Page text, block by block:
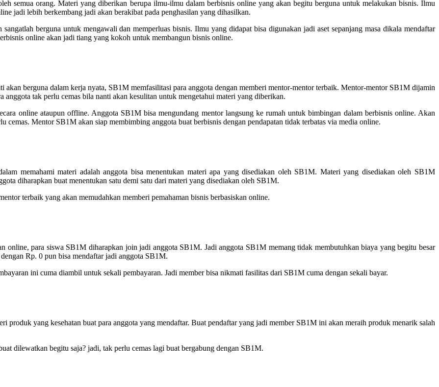
semua orang. Materi yang diberikan berupa ilmu-ilmu dalam berbisnis online yang akan begitu berguna untuk melakukan bisnis. Ilmu
jadi lebih berkembang jadi akan berakibat pada penghasilan yang dihasilkan.
berguna untuk mengawali dan memperluas bisnis. Ilmu yang didapat bisa digunakan jadi aset sepanjang masa dikala mendaftar
online akan jadi tiang yang kokoh untuk membangun bisnis online.
berguna dalam kerja nyata, SB1M memfasilitasi para anggota dengan memberi mentor-mentor terbaik. Mentor-mentor SB1M dijamin
tak perlu cemas bila nanti akan kesulitan untuk mengetahui materi yang diberikan.
online ataupun offline. Anggota SB1M bisa mengundang mentor langsung ke rumah untuk bimbingan dalam berbisnis online. Akan
cemas. Mentor SB1M akan siap membimbing anggota buat berbisnis dengan pendapatan tidak terbatas via media online.
memahami materi adalah anggota bisa menentukan materi apa yang disediakan oleh SB1M. Materi yang disediakan oleh SB1M
diharapkan buat menentukan satu demi satu dari materi yang disediakan oleh SB1M.
terbaik yang akan memudahkan memberi pemahaman bisnis berbasiskan online.
online, para siswa SB1M diharapkan join jadi anggota SB1M. Jadi anggota SB1M memang tidak membutuhkan biaya yang begitu besar
Rp. 0 pun bisa mendaftar jadi anggota SB1M.
ini cuma diambil untuk sekali pembayaran. Jadi member bisa nikmati fasilitas dari SB1M cuma dengan sekali bayar.
produk yang kesehatan buat para anggota yang mendaftar. Buat pendaftar yang jadi member SB1M ini akan meraih produk menarik salah
dilewatkan begitu saja? jadi, tak perlu cemas lagi buat bergabung dengan SB1M.